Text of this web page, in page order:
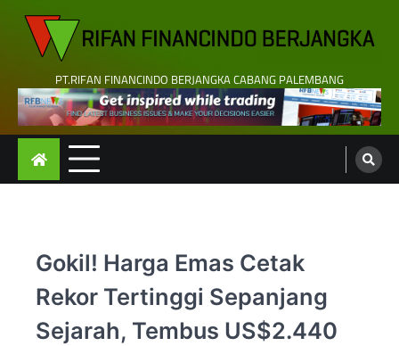
content
PT.RIFAN FINANCINDO BERJANGKA CABANG PALEMBANG
Gokil! Harga Emas Cetak
Rekor Tertinggi Sepanjang
Sejarah, Tembus US$2.440